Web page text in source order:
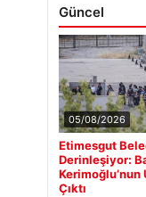
Güncel
05/08/2026
Etimesgut
Derinleşiyor:
Çıktı